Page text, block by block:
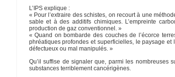
L’IPS explique :
« Pour l’extraire des schistes, on recourt à une
sable et à des additifs chimiques. L’empreinte
production de gaz conventionnel. »
« Quand on bombarde des couches de l’écorce
phréatiques profondes et superficielles, le paysage
défectueux ou mal manipulés. »
Qu’il suffise de signaler que, parmi les nombreuses
substances terriblement cancérigènes.